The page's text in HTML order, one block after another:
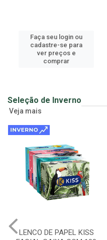
Faça seu login ou
cadastre-se para
ver preços e
comprar
Seleção de Inverno
Veja mais
LENCO DE PAPEL KISS